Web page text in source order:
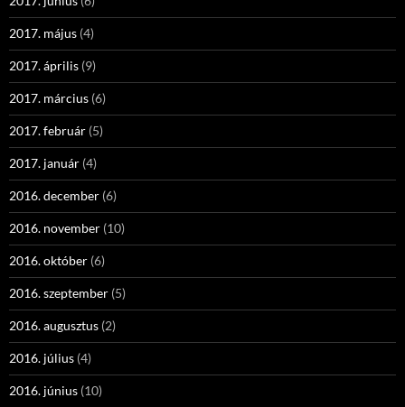
2017. május (4)
2017. április (9)
2017. március (6)
2017. február (5)
2017. január (4)
2016. december (6)
2016. november (10)
2016. október (6)
2016. szeptember (5)
2016. augusztus (2)
2016. július (4)
2016. június (10)